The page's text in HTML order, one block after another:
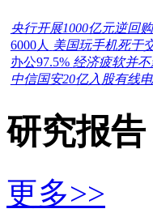
央行开展1000亿元逆回
6000人 美国玩手机死于
办公97.5% 经济疲软并
中信国安20亿入股有线
研究报告
更多>>